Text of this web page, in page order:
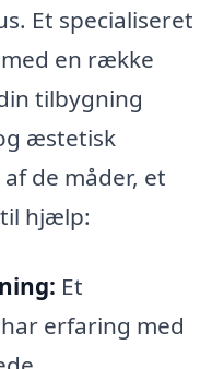
Et specialiseret
en række
tilbygning
æstetisk
de måder, et
hjælp:
Et
erfaring med